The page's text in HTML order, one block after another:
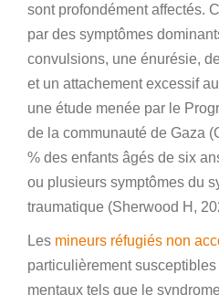
sont profondément affectés.
par des symptômes
convulsions, une énurésie,
et un attachement excessif
une étude menée par le
de la communauté de Gaza
% des enfants âgés de six
ou plusieurs symptômes du
traumatique (Sherwood H,
Les mineurs réfugiés non
particulièrement
mentaux tels que le